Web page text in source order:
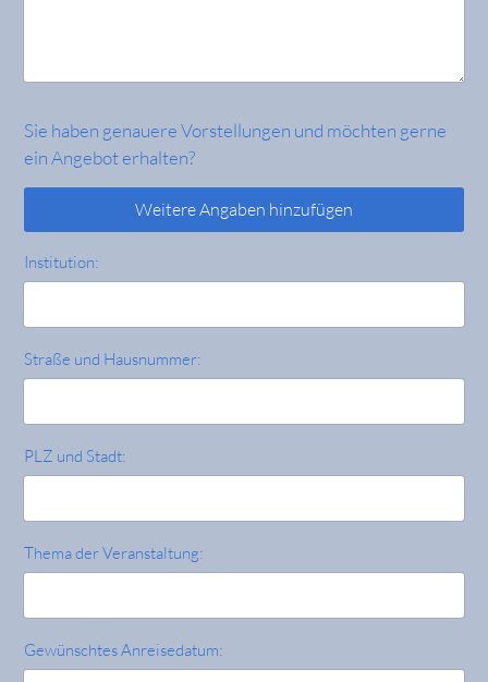
Sie haben genauere Vorstellungen und möchten gerne
ein Angebot erhalten?
Weitere Angaben hinzufügen
Institution:
Straße und Hausnummer:
PLZ und Stadt:
Thema der Veranstaltung:
Gewünschtes Anreisedatum: